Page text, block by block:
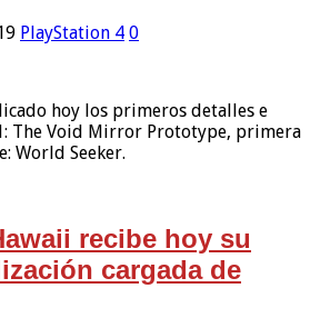
PlayStation 4 0
hoy los primeros detalles e
The Void Mirror Prototype, primera
World Seeker.
recibe hoy su
cargada de